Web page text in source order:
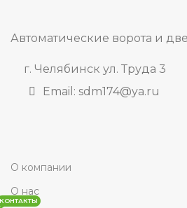
Автоматические ворота и
г. Челябинск ул. Труда 3
Email: sdm174@ya.ru
О компании
О нас
КОНТАКТЫ